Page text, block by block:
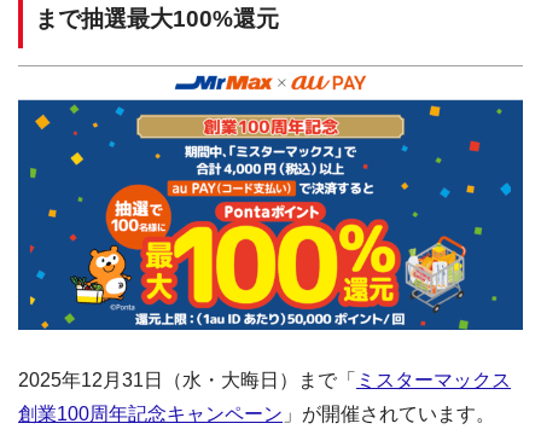
まで抽選最大100%還元
2025年12月31日（水・大晦日）まで「 ミスターマックス
創業100周年記念キャンペーン 」が開催されています。